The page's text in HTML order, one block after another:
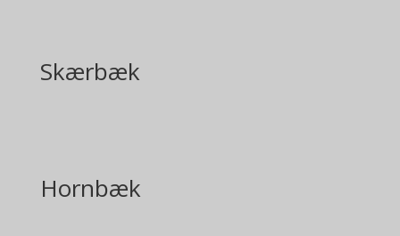
Skærbæk
Hornbæk